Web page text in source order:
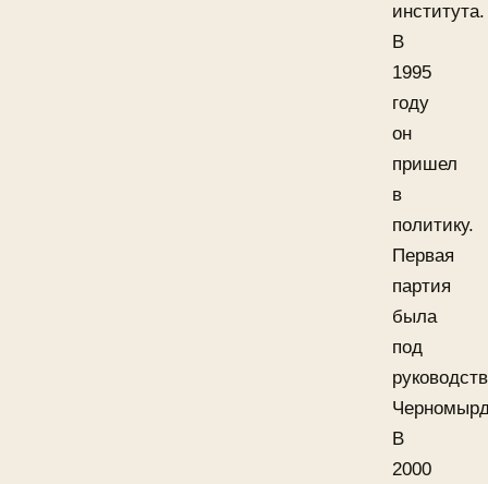
института.
В
1995
году
он
пришел
в
политику.
Первая
партия
была
под
В
2000